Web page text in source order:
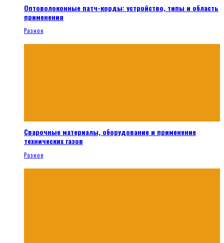
Оптоволоконные патч-корды: устройство, типы и область
применения
Разное
Сварочные материалы, оборудование и применение
технических газов
Разное